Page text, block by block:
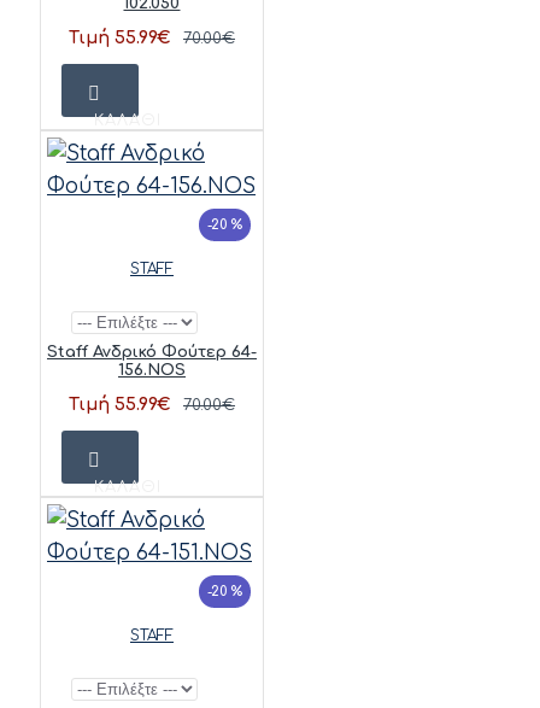
Τιμή 55.99€ 70.00€
ΚΑΛΆΘΙ
-20 %
STAFF
Staff Ανδρικό Φούτερ 64-
156.NOS
Τιμή 55.99€ 70.00€
ΚΑΛΆΘΙ
-20 %
STAFF